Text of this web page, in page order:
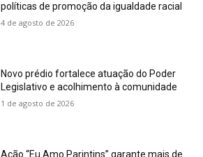
políticas de promoção da igualdade racial
4 de agosto de 2026
Novo prédio fortalece atuação do Poder
Legislativo e acolhimento à comunidade
1 de agosto de 2026
Ação “Eu Amo Parintins” garante mais de